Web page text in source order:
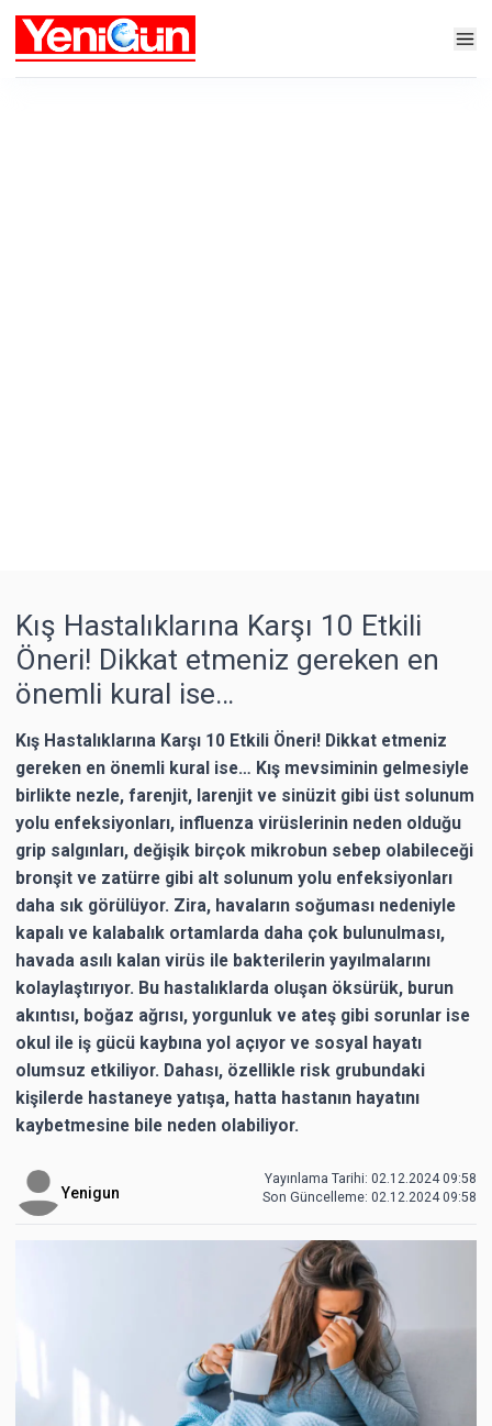
Kış Hastalıklarına Karşı 10 Etkili
Öneri! Dikkat etmeniz gereken en
önemli kural ise…
Kış Hastalıklarına Karşı 10 Etkili Öneri! Dikkat etmeniz
gereken en önemli kural ise… Kış mevsiminin gelmesiyle
birlikte nezle, farenjit, larenjit ve sinüzit gibi üst solunum
yolu enfeksiyonları, influenza virüslerinin neden olduğu
grip salgınları, değişik birçok mikrobun sebep olabileceği
bronşit ve zatürre gibi alt solunum yolu enfeksiyonları
daha sık görülüyor. Zira, havaların soğuması nedeniyle
kapalı ve kalabalık ortamlarda daha çok bulunulması,
havada asılı kalan virüs ile bakterilerin yayılmalarını
kolaylaştırıyor. Bu hastalıklarda oluşan öksürük, burun
akıntısı, boğaz ağrısı, yorgunluk ve ateş gibi sorunlar ise
okul ile iş gücü kaybına yol açıyor ve sosyal hayatı
olumsuz etkiliyor. Dahası, özellikle risk grubundaki
kişilerde hastaneye yatışa, hatta hastanın hayatını
kaybetmesine bile neden olabiliyor.
Yenigun
Yayınlama Tarihi: 02.12.2024 09:58
Son Güncelleme: 02.12.2024 09:58